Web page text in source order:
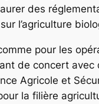
des
l’agriculture
pour les
de concert
Agricole et
la filière